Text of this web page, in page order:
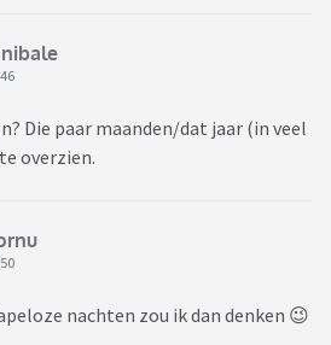
Die paar maanden/dat jaar (in veel
overzien.
nachten zou ik dan denken 😉